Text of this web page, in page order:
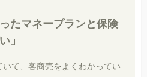
たマネープランと保険
」
て、客商売をよくわかってい